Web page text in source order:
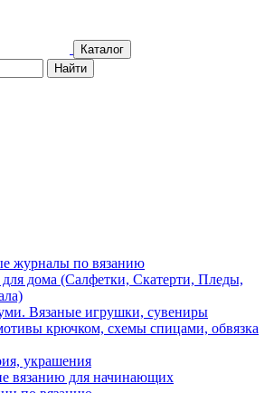
Каталог
Найти
журналы по вязанию
для дома (Салфетки, Скатерти, Пледы,
Вязаные игрушки, сувениры
крючком, схемы спицами, обвязка
украшения
вязанию для начинающих